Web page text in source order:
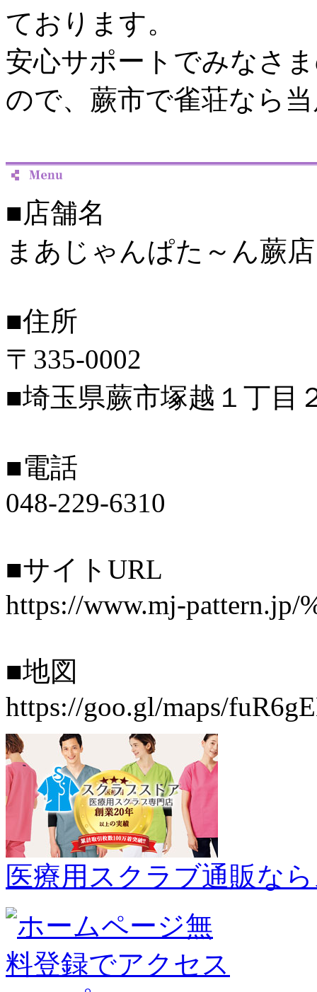
ております。
安心サポートでみなさ
ので、蕨市で雀荘なら
■店舗名
まあじゃんぱた～ん蕨店
■住所
〒335-0002
■埼玉県蕨市塚越１丁目
■電話
048-229-6310
■サイトURL
https://www.mj-pattern.jp/
■地図
https://goo.gl/maps/
医療用スクラブ通販な